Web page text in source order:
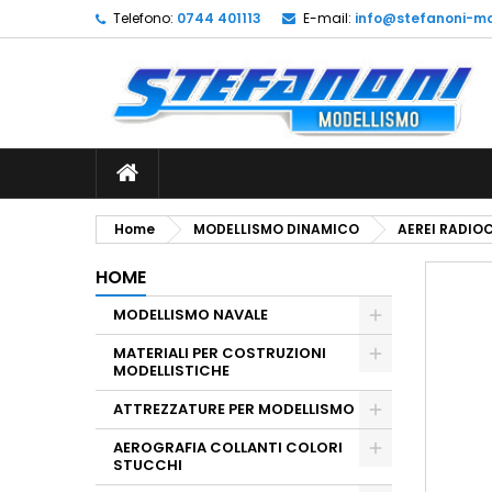
Telefono: 0744 401113 E-mail: info@stefanoni-
Home MODELLISMO DINAMICO AEREI
HOME
MODELLISMO NAVALE
MATERIALI PER COSTRUZIONI
MODELLISTICHE
ATTREZZATURE PER MODELLISMO
AEROGRAFIA COLLANTI COLORI
STUCCHI